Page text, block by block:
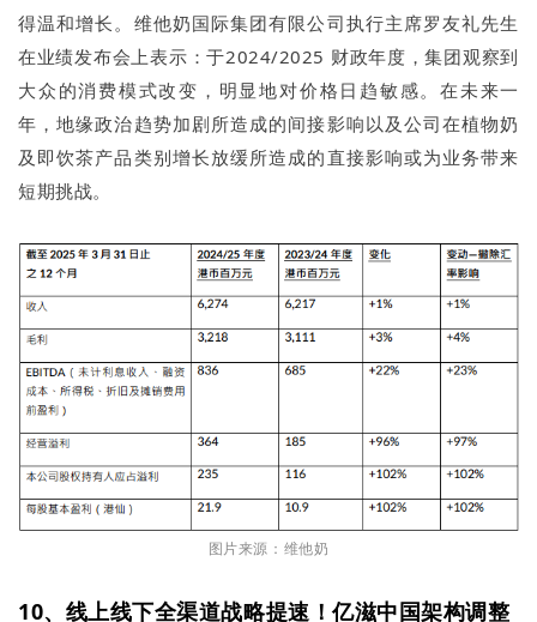
得温和增长。维他奶国际集团有限公司执行主席罗友礼先生
在业绩发布会上表示：于2024/2025 财政年度，集团观察到
大众的消费模式改变，明显地对价格日趋敏感。在未来一
年，地缘政治趋势加剧所造成的间接影响以及公司在植物奶
及即饮茶产品类别增长放缓所造成的直接影响或为业务带来
短期挑战。
图片来源：维他奶
10、线上线下全渠道战略提速！亿滋中国架构调整